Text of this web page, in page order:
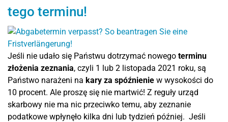
tego terminu!
Jeśli nie udało się Państwu dotrzymać nowego terminu
złożenia zeznania, czyli 1 lub 2 listopada 2021 roku, są
Państwo narażeni na kary za spóźnienie w wysokości do
10 procent. Ale proszę się nie martwić! Z reguły urząd
skarbowy nie ma nic przeciwko temu, aby zeznanie
podatkowe wpłynęło kilka dni lub tydzień później. Jeśli